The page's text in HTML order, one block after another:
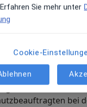
zum
bei
Sie mehr unter
Cookie-